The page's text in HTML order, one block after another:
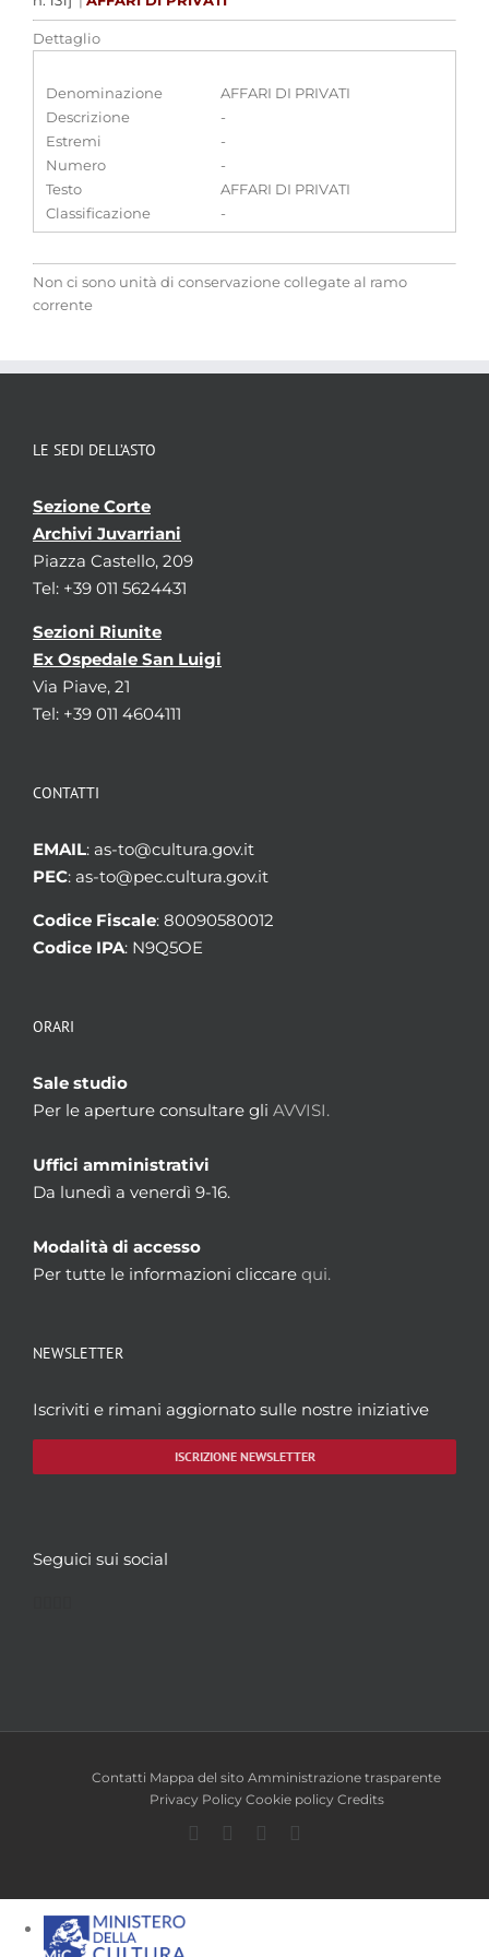
Dettaglio
Denominazione
AFFARI DI PRIVATI
Descrizione
-
Estremi
-
Numero
-
Testo
AFFARI DI PRIVATI
Classificazione
-
Non ci sono unità di conservazione collegate al ramo
corrente
LE SEDI DELL’ASTO
Sezione Corte
Archivi Juvarriani
Piazza Castello, 209
Tel: +39 011 5624431
Sezioni Riunite
Ex Ospedale San Luigi
Via Piave, 21
Tel: +39 011 4604111
CONTATTI
EMAIL: as-to@cultura.gov.it
PEC: as-to@pec.cultura.gov.it
Codice Fiscale: 80090580012
Codice IPA: N9Q5OE
ORARI
Sale studio
Per le aperture consultare gli AVVISI.
Uffici amministrativi
Da lunedì a venerdì 9-16.
Modalità di accesso
Per tutte le informazioni cliccare qui.
NEWSLETTER
Iscriviti e rimani aggiornato sulle nostre iniziative
ISCRIZIONE NEWSLETTER
Seguici sui social
Contatti Mappa del sito Amministrazione trasparente
Privacy Policy Cookie policy Credits
Facebook
TwitterYouTube